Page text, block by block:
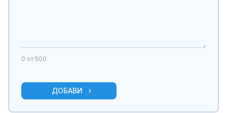
0 от 500
ДОБАВИ